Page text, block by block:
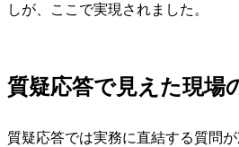
しが、ここで実現されました。
質疑応答で見えた現場
質疑応答では実務に直結する質問